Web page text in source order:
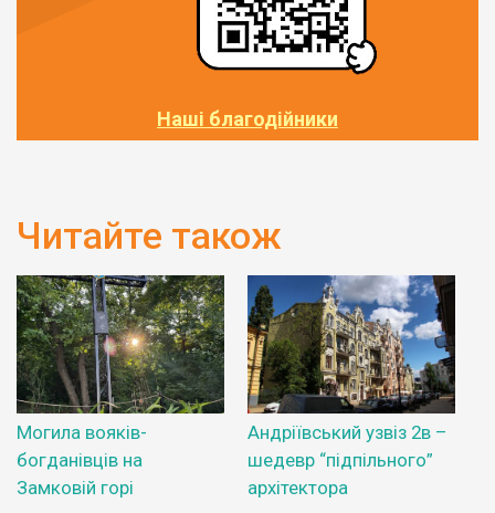
Наші благодійники
Читайте також
Могила вояків-
богданівців на
Замковій горі
Андріївський узвіз 2в –
шедевр “підпільного”
архітектора